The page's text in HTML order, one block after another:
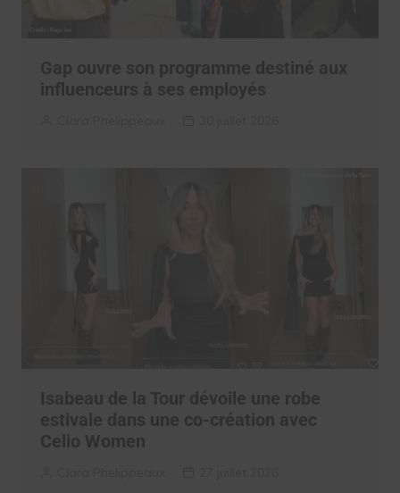
Gap ouvre son programme destiné aux
influenceurs à ses employés
Isabeau de la Tour dévoile une robe
estivale dans une co-création avec
Celio Women